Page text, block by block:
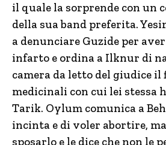
il quale la sorprende con un
della sua band preferita.
a denunciare Guzide per
infarto e ordina a Ilknur di
camera da letto del giudice il
medicinali con cui lei stessa
Tarik. Oylum comunica a
incinta e di voler abortire,
sposarlo e le dice che non le